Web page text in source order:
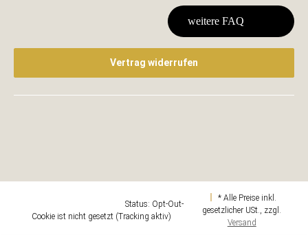
weitere FAQ
Vertrag widerrufen
Status: Opt-Out-
Cookie ist nicht gesetzt (Tracking aktiv)
* Alle Preise inkl.
gesetzlicher USt., zzgl.
Versand